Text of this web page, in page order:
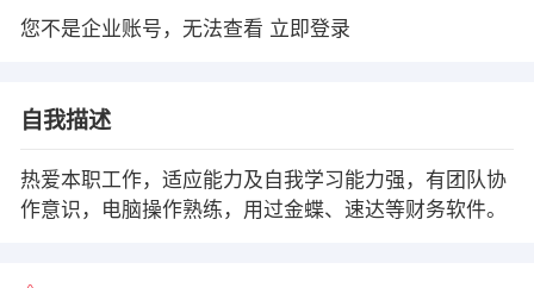
您不是企业账号，无法查看 立即登录
自我描述
热爱本职工作，适应能力及自我学习能力强，有团队协
作意识，电脑操作熟练，用过金蝶、速达等财务软件。